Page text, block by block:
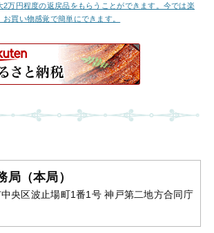
2万円程度の返戻品をもらうことができます。今では楽
買い物感覚で簡単にできます。
局（本局）
央区波止場町1番1号 神戸第二地方合同庁